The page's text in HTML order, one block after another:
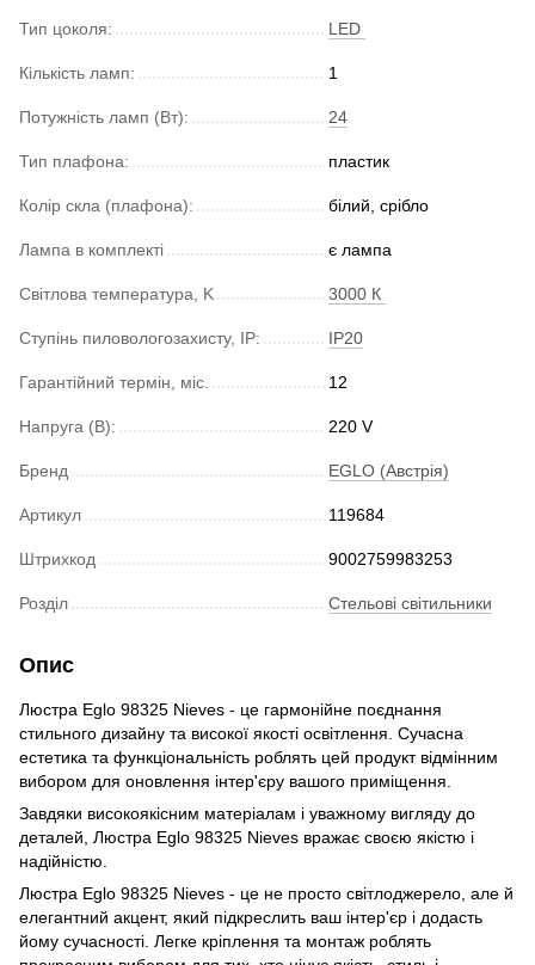
Тип цоколя: LED
Кількість ламп: 1
Потужність ламп (Вт): 24
Тип плафона: пластик
Колір скла (плафона): білий, срібло
Лампа в комплекті є лампа
Світлова температура, K 3000 К
Ступінь пиловологозахисту, IP: IP20
Гарантійний термін, міс. 12
Напруга (В): 220 V
Бренд EGLO (Австрія)
Артикул 119684
Штрихкод 9002759983253
Розділ Стельові світильники
Опис
Люстра Eglo 98325 Nieves - це гармонійне поєднання
стильного дизайну та високої якості освітлення. Сучасна
естетика та функціональність роблять цей продукт відмінним
вибором для оновлення інтер'єру вашого приміщення.
Завдяки високоякісним матеріалам і уважному вигляду до
деталей, Люстра Eglo 98325 Nieves вражає своєю якістю і
надійністю.
Люстра Eglo 98325 Nieves - це не просто світлоджерело, але й
елегантний акцент, який підкреслить ваш інтер'єр і додасть
йому сучасності. Легке кріплення та монтаж роблять